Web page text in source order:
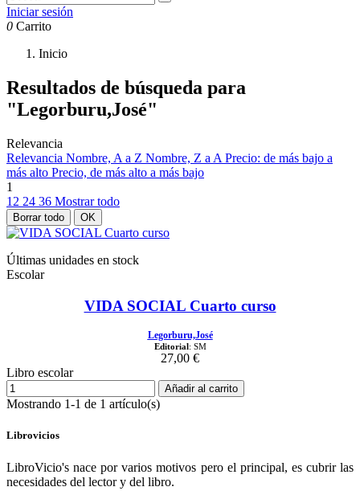
Iniciar sesión
0 Carrito
Inicio
Resultados de búsqueda para
"Legorburu,José"
Relevancia
Relevancia Nombre, A a Z Nombre, Z a A Precio: de más bajo a
más alto Precio, de más alto a más bajo
1
12 24 36 Mostrar todo
Borrar todo OK
Últimas unidades en stock
Escolar
VIDA SOCIAL Cuarto curso
Legorburu,José
Editorial : SM
27,00 €
Libro escolar
Añadir al carrito
Mostrando 1-1 de 1 artículo(s)
Librovicios
LibroVicio's nace por varios motivos pero el principal, es cubrir las
necesidades del lector y del libro.